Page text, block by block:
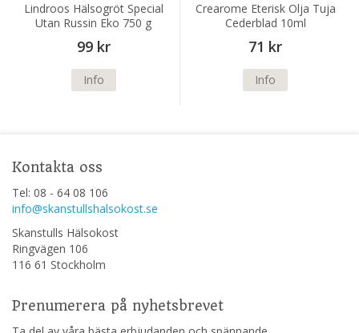
Lindroos Hälsogröt Special
Utan Russin Eko 750 g
99 kr
Info
Crearome Eterisk Olja Tuja
Cederblad 10ml
71 kr
Info
Kontakta oss
Tel: 08 - 64 08 106
info@skanstullshalsokost.se
Skanstulls Hälsokost
Ringvägen 106
116 61 Stockholm
Prenumerera på nyhetsbrevet